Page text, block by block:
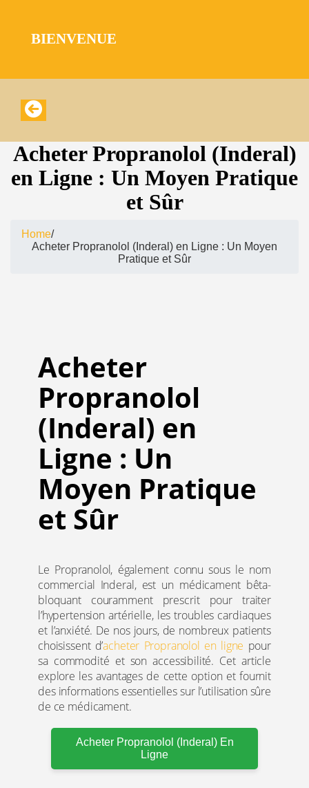
BIENVENUE​
Acheter Propranolol (Inderal)
en Ligne : Un Moyen Pratique
et Sûr
Home/
Acheter Propranolol (Inderal) en Ligne : Un Moyen
Pratique et Sûr
Acheter
Propranolol
(Inderal) en
Ligne : Un
Moyen Pratique
et Sûr
Le Propranolol, également connu sous le nom
commercial Inderal, est un médicament bêta-
bloquant couramment prescrit pour traiter
l’hypertension artérielle, les troubles cardiaques
et l’anxiété. De nos jours, de nombreux patients
choisissent d’acheter Propranolol en ligne pour
sa commodité et son accessibilité. Cet article
explore les avantages de cette option et fournit
des informations essentielles sur l’utilisation sûre
de ce médicament.
Acheter Propranolol (Inderal) En
Ligne